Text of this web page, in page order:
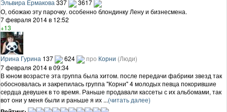
Эльвира Ермакова 337
3617
О, обожаю эту парочку. особенно блондинку Лену и бизнесмена.
7 февраля 2014 в 12:52
+13
Ирина Гурина 137 624 про Корни (Люди)
7 февраля 2014 в 09:34
В юном возрасте эта группа была хитом. после передачи фабрики звезд так
обосновалась и закрепилась группа "Корни" 4 молодых певца покорившие
сердца девушек в то время. Раньше продавали кассеты с их альбомами, так
вот они у меня были и раньше я их ...(читать далее)